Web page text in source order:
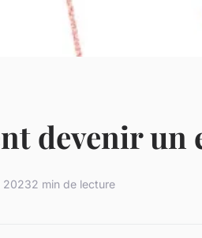
devenir un
20232 min de lecture